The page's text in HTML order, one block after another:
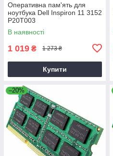
Оперативна пам'ять для
ноутбука Dell Inspiron 11 3152
P20T003
В наявності
1 019 ₴ 1 273 ₴
Купити
–20%